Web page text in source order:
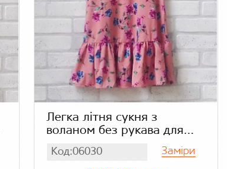
Легка літня сукня з
воланом без рукава для
дівчинки колір пудра,
шифон
Код:06030 Заміри